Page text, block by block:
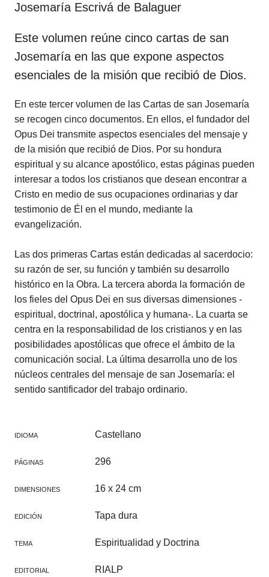
Josemaría Escrivá de Balaguer
Este volumen reúne cinco cartas de san
Josemaría en las que expone aspectos
esenciales de la misión que recibió de Dios.
En este tercer volumen de las Cartas de san Josemaría
se recogen cinco documentos. En ellos, el fundador del
Opus Dei transmite aspectos esenciales del mensaje y
de la misión que recibió de Dios. Por su hondura
espiritual y su alcance apostólico, estas páginas pueden
interesar a todos los cristianos que desean encontrar a
Cristo en medio de sus ocupaciones ordinarias y dar
testimonio de Él en el mundo, mediante la
evangelización.
Las dos primeras Cartas están dedicadas al sacerdocio:
su razón de ser, su función y también su desarrollo
histórico en la Obra. La tercera aborda la formación de
los fieles del Opus Dei en sus diversas dimensiones -
espiritual, doctrinal, apostólica y humana-. La cuarta se
centra en la responsabilidad de los cristianos y en las
posibilidades apostólicas que ofrece el ámbito de la
comunicación social. La última desarrolla uno de los
núcleos centrales del mensaje de san Josemaría: el
sentido santificador del trabajo ordinario.
IDIOMA Castellano
PÁGINAS 296
DIMENSIONES 16 x 24 cm
EDICIÓN Tapa dura
TEMA Espiritualidad y Doctrina
EDITORIAL RIALP